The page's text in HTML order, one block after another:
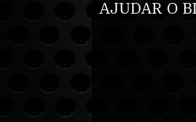
AJUDAR O